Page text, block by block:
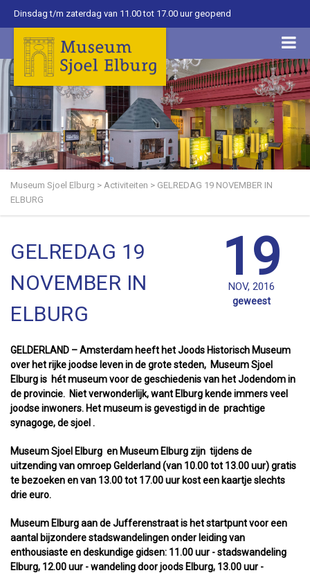
Dinsdag t/m zaterdag van 11.00 tot 17.00 uur geopend
Museum Sjoel Elburg > Activiteiten > GELREDAG 19 NOVEMBER IN
ELBURG
GELREDAG 19
NOVEMBER IN
ELBURG
19
NOV, 2016
geweest
GELDERLAND – Amsterdam heeft het Joods Historisch Museum
over het rijke joodse leven in de grote steden, Museum Sjoel
Elburg is hét museum voor de geschiedenis van het Jodendom in
de provincie. Niet verwonderlijk, want Elburg kende immers veel
joodse inwoners. Het museum is gevestigd in de prachtige
synagoge, de sjoel .
Museum Sjoel Elburg en Museum Elburg zijn tijdens de
uitzending van omroep Gelderland (van 10.00 tot 13.00 uur) gratis
te bezoeken en van 13.00 tot 17.00 uur kost een kaartje slechts
drie euro.
Museum Elburg aan de Jufferenstraat is het startpunt voor een
aantal bijzondere stadswandelingen onder leiding van
enthousiaste en deskundige gidsen: 11.00 uur - stadswandeling
Elburg, 12.00 uur - wandeling door joods Elburg, 13.00 uur -